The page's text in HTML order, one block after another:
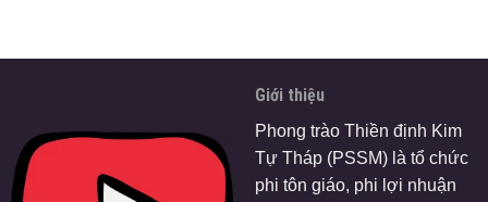
Giới thiệu
Phong trào Thiền định Kim
Tự Tháp (PSSM) là tổ chức
phi tôn giáo, phi lợi nhuận